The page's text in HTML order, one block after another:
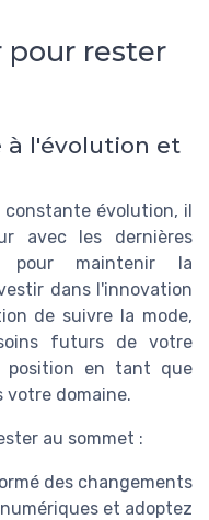
rester
à l'évolution et
constante évolution, il
avec les dernières
pour maintenir la
dans l'innovation
de suivre la mode,
futurs de votre
position en tant que
votre domaine.
au sommet :
des changements
et adoptez